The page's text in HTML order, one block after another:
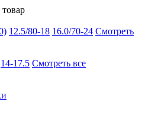
товар
12.5/80-18 16.0/70-24 Смотреть
14-17.5 Смотреть все